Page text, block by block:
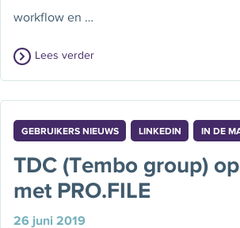
workflow en …
Lees verder
GEBRUIKERS NIEUWS LINKEDIN IN DE
TDC (Tembo group)
met PRO.FILE
26 juni 2019